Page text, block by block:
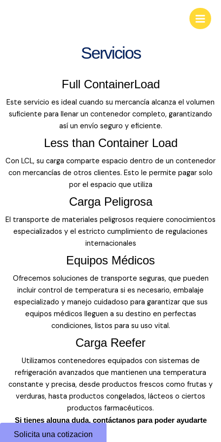
Main
Servicios
Full ContainerLoad
Este servicio es ideal cuando su mercancía alcanza el volumen
suficiente para llenar un contenedor completo, garantizando
así un envío seguro y eficiente.
Less than Container Load
Con LCL, su carga comparte espacio dentro de un contenedor
con mercancías de otros clientes. Esto le permite pagar solo
por el espacio que utiliza
Carga Peligrosa
El transporte de materiales peligrosos requiere conocimientos
especializados y el estricto cumplimiento de regulaciones
internacionales
Equipos Médicos
Ofrecemos soluciones de transporte seguras, que pueden
incluir control de temperatura si es necesario, embalaje
especializado y manejo cuidadoso para garantizar que sus
equipos médicos lleguen a su destino en perfectas
condiciones, listos para su uso vital.
Carga Reefer
Utilizamos contenedores equipados con sistemas de
refrigeración avanzados que mantienen una temperatura
constante y precisa, desde productos frescos como frutas y
verduras, hasta productos congelados, lácteos o ciertos
productos farmacéuticos.
Si tienes alguna duda, contáctanos para poder ayudarte
Solicita una cotizacion